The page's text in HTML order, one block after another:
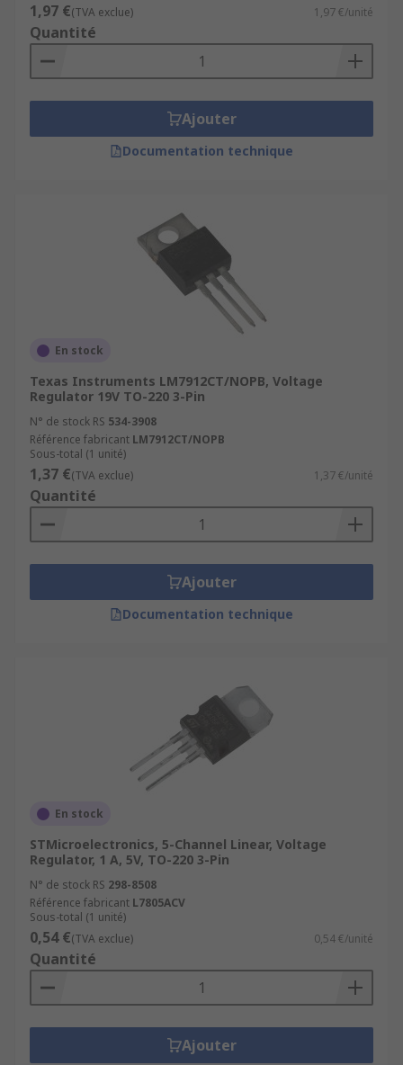
1,97 €(TVA exclue) 1,97 €/unité
Quantité
Ajouter
Documentation technique
En stock
Texas Instruments LM7912CT/NOPB, Voltage
Regulator 19V TO-220 3-Pin
N° de stock RS 534-3908
Référence fabricant LM7912CT/NOPB
Sous-total (1 unité)
1,37 €(TVA exclue) 1,37 €/unité
Quantité
Ajouter
Documentation technique
En stock
STMicroelectronics, 5-Channel Linear, Voltage
Regulator, 1 A, 5V, TO-220 3-Pin
N° de stock RS 298-8508
Référence fabricant L7805ACV
Sous-total (1 unité)
0,54 €(TVA exclue) 0,54 €/unité
Quantité
Ajouter